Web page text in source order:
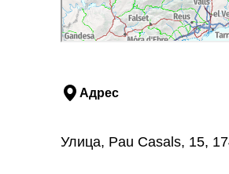
Адрес
Улица, Pau Casals, 15,